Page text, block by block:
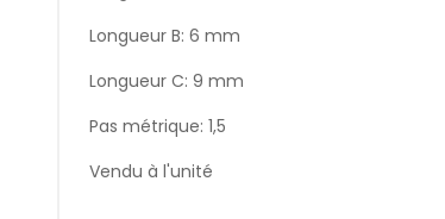
Longueur B: 6 mm
Longueur C: 9 mm
Pas métrique: 1,5
Vendu à l'unité